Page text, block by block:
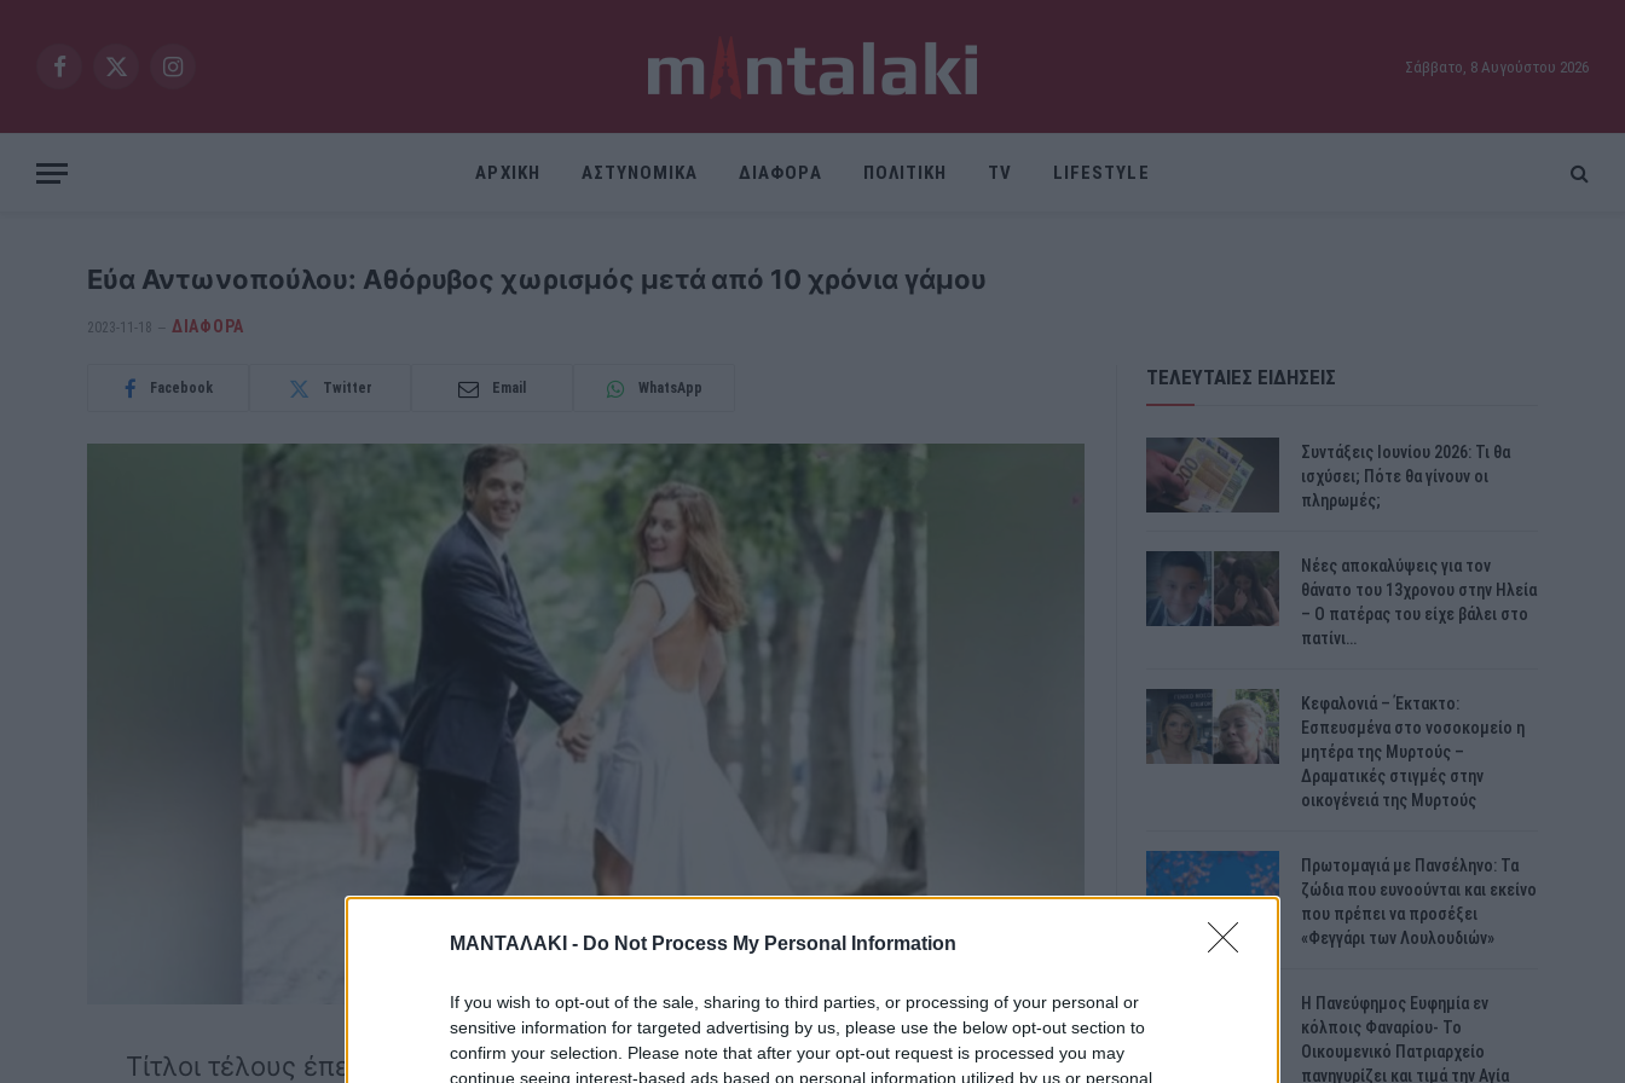
ΜΑΝΤΑΛΑΚΙ - Do Not Process My Personal Information
If you wish to opt-out of the sale, sharing to third parties, or processing of your personal or
sensitive information for targeted advertising by us, please use the below opt-out section to
confirm your selection. Please note that after your opt-out request is processed you may
continue seeing interest-based ads based on personal information utilized by us or personal
Facebook
X
Instagram
Σάββατο, 8 Αυγούστου 2026
ΑΡΧΙΚΗ ΑΣΤΥΝΟΜΙΚΑ ΔΙΑΦΟΡΑ ΠΟΛΙΤΙΚΗ TV LIFESTYLE
Εύα Αντωνοπούλου: Αθόρυβος χωρισμός μετά από 10 χρόνια γάμου
2023-11-18 ΔΙΆΦΟΡΑ
Facebook Twitter Email WhatsApp
Τίτλοι τέλους έπεσαν στον γάμο της Εύας Αντωνοπούλου με τον
ΤΕΛΕΥΤΑΙΕΣ ΕΙΔΗΣΕΙΣ
Συντάξεις Ιουνίου 2026: Τι θα
ισχύσει; Πότε θα γίνουν οι
πληρωμές;
Νέες αποκαλύψεις για τον
θάνατο του 13χρονου στην Ηλεία
– Ο πατέρας του είχε βάλει στο
πατίνι…
Κεφαλονιά – Έκτακτο:
Εσπευσμένα στο νοσοκομείο η
μητέρα της Μυρτούς –
Δραματικές στιγμές στην
οικογένειά της Μυρτούς
Πρωτομαγιά με Πανσέληνο: Τα
ζώδια που ευνοούνται και εκείνο
που πρέπει να προσέξει
«Φεγγάρι των Λουλουδιών»
H Πανεύφημος Ευφημία εν
κόλποις Φαναρίου- Το
Οικουμενικό Πατριαρχείο
πανηγυρίζει και τιμά την Αγία